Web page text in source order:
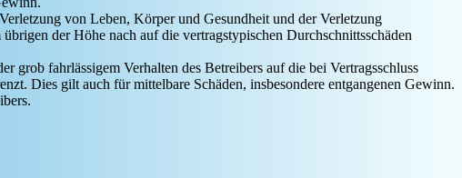
von Leben, Körper und Gesundheit und der Verletzung
der Höhe nach auf die vertragstypischen Durchschnittsschäden
grob fahrlässigem Verhalten des Betreibers auf die bei Vertragsschluss
Dies gilt auch für mittelbare Schäden, insbesondere entgangenen Gewinn.